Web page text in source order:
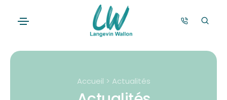
Accueil > Actualités